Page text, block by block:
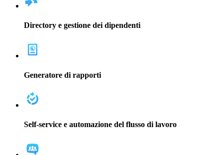
Directory e gestione dei dipendenti
Generatore di rapporti
Self-service e automazione del flusso di lavoro